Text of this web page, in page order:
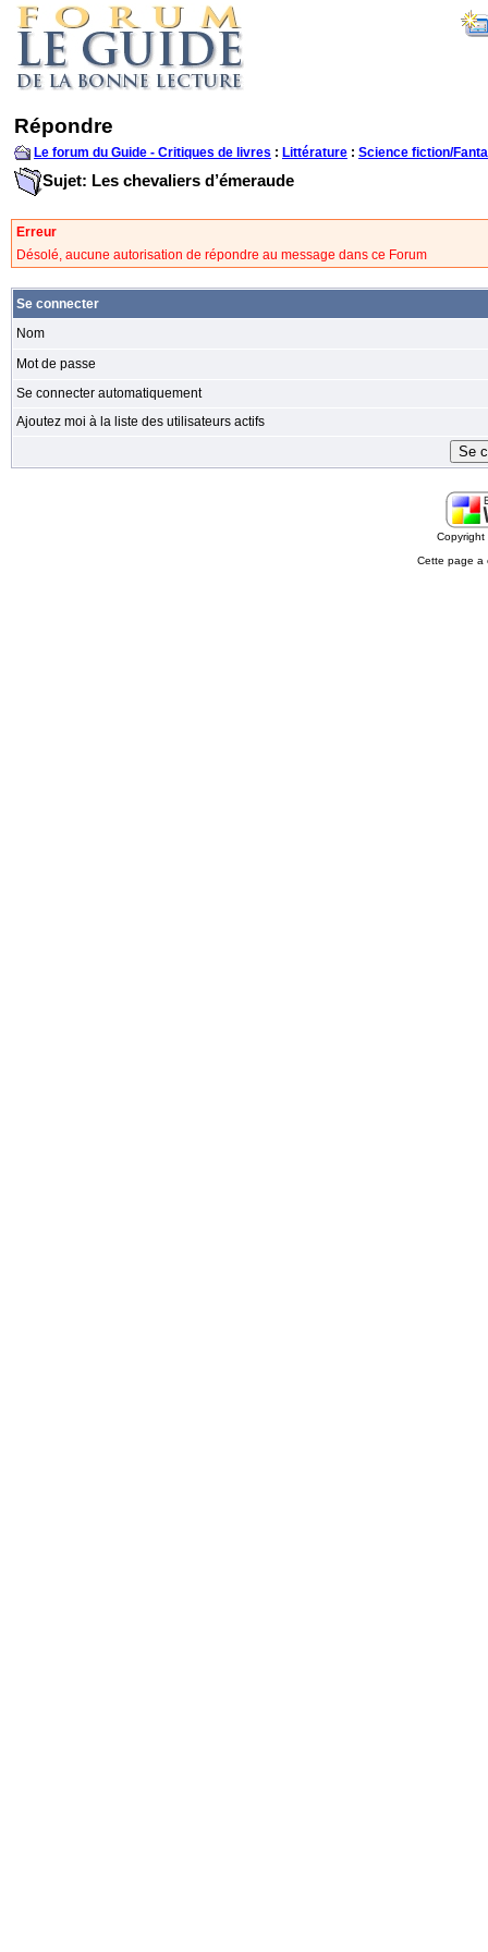
Répondre
Le forum du Guide - Critiques de livres : Littérature : Science fiction/
Sujet: Les chevaliers d’émeraude
Erreur
Désolé, aucune autorisation de répondre au message dans ce Forum
Se connecter
Nom
Mot de passe
Se connecter automatiquement
Ajoutez moi à la liste des utilisateurs actifs
Cette page a